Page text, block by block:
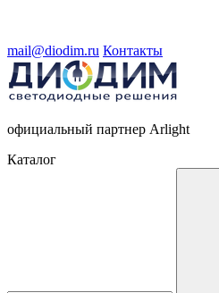
mail@diodim.ru Контакты
официальный партнер Arlight
Каталог